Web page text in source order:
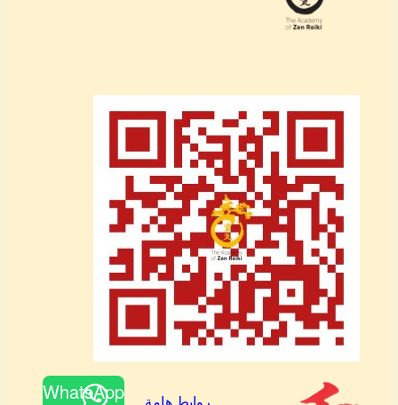
روابط هامة WhatsApp